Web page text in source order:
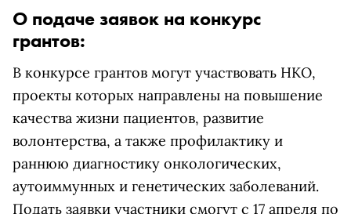
О подаче заявок на конкурс
грантов:
В конкурсе грантов могут участвовать НКО,
проекты которых направлены на повышение
качества жизни пациентов, развитие
волонтерства, а также профилактику и
раннюю диагностику онкологических,
аутоиммунных и генетических заболеваний.
Подать заявки участники смогут с 17 апреля по